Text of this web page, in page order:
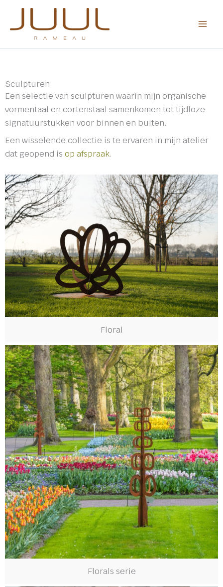
inhoud
Sculpturen
Een selectie van sculpturen waarin mijn organische
vormentaal en cortenstaal samenkomen tot tijdloze
signatuurstukken voor binnen en buiten.
Een wisselende collectie is te ervaren in mijn atelier
dat geopend is op afspraak.
Floral
Florals serie